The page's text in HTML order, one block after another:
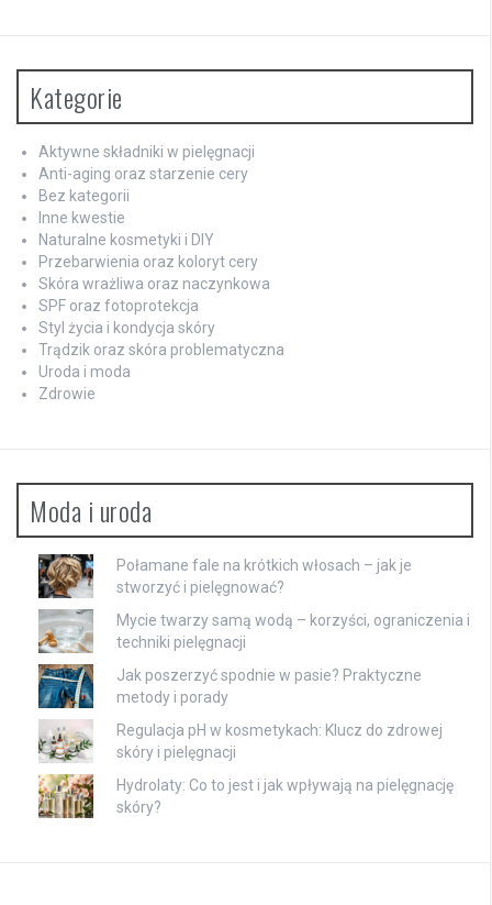
Kategorie
Aktywne składniki w pielęgnacji
Anti-aging oraz starzenie cery
Bez kategorii
Inne kwestie
Naturalne kosmetyki i DIY
Przebarwienia oraz koloryt cery
Skóra wrażliwa oraz naczynkowa
SPF oraz fotoprotekcja
Styl życia i kondycja skóry
Trądzik oraz skóra problematyczna
Uroda i moda
Zdrowie
Moda i uroda
Połamane fale na krótkich włosach – jak je
stworzyć i pielęgnować?
Mycie twarzy samą wodą – korzyści, ograniczenia i
techniki pielęgnacji
Jak poszerzyć spodnie w pasie? Praktyczne
metody i porady
Regulacja pH w kosmetykach: Klucz do zdrowej
skóry i pielęgnacji
Hydrolaty: Co to jest i jak wpływają na pielęgnację
skóry?